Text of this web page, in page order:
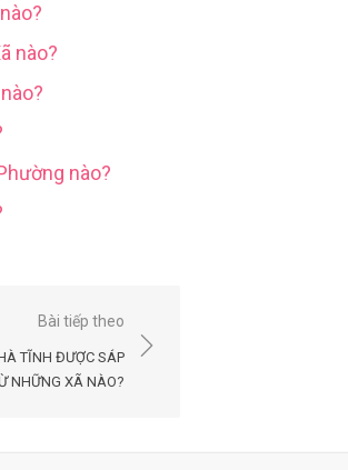
nào?
nào?
Bài tiếp theo
TĨNH ĐƯỢC SÁP
NHỮNG XÃ NÀO?